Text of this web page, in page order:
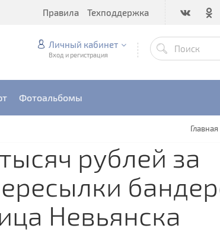
Правила Техподдержка
Личный кабинет
Вход и регистрация
Фотоальбомы
Главная
рублей за
Невьянска